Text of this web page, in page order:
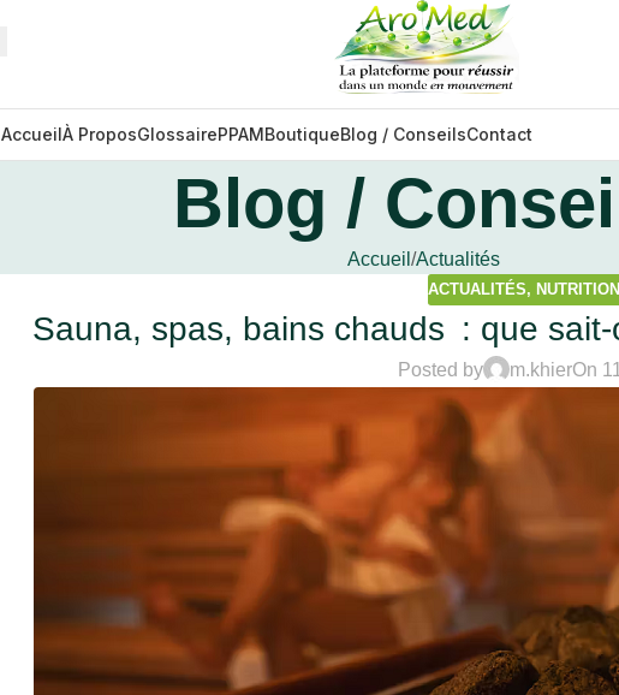
AccueilÀ ProposGlossairePPAMBoutiqueBlog / ConseilsContact
Blog /
Accueil Actualités
ACTUALITÉS,
Sauna, spas, bains chauds : que
Posted by m.khierOn